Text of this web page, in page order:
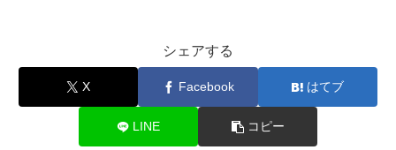
シェアする
X Facebook はてブ
LINE コピー